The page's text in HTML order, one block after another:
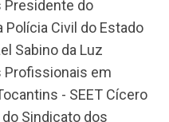
Presidente do
Civil do Estado
Sabino da Luz
Profissionais em
- SEET Cícero
Sindicato dos